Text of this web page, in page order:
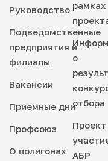
Руководство
Подведомственные
предприятия и
филиалы
Вакансии
Приемные дни
Профсоюз
О полигонах
рамках
о
отбора
Проект
АБР